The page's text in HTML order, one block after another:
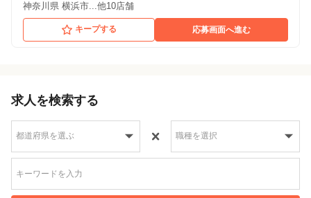
神奈川県 横浜市...他10店舗
キープする 応募画面へ進む
求人を検索する